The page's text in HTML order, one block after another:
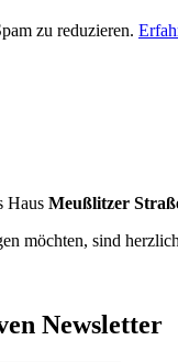
zu reduzieren.
Haus Meußlitzer
möchten, sind
Newsletter